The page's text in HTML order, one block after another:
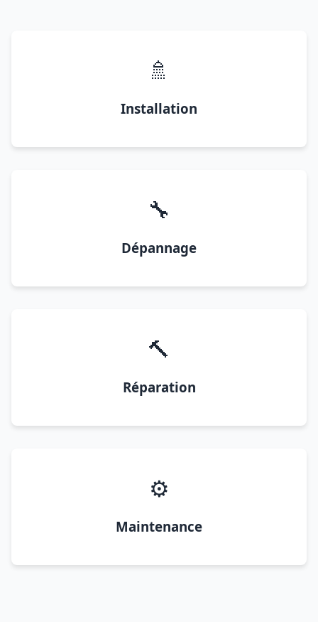
🚿
Installation
🔧
Dépannage
🔨
Réparation
⚙️
Maintenance